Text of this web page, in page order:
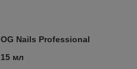
OG Nails Professional
15 мл